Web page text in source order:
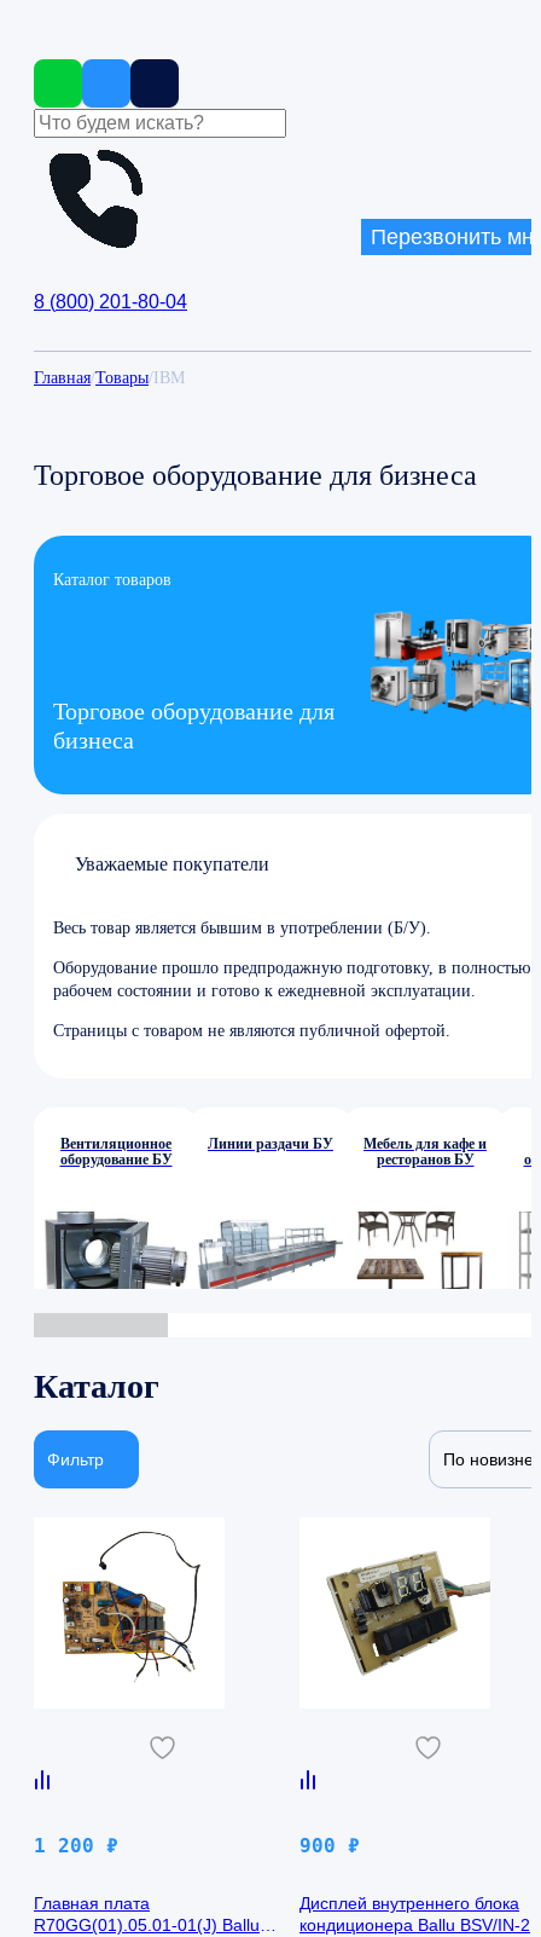
8 (800) 201-80-04
Перезвонить
Главная/Товары/ IBM
Торговое оборудование для бизнеса
Каталог товаров
Торговое оборудование для
бизнеса
Уважаемые покупатели
Весь товар является бывшим в употреблении (Б/У).
Оборудование прошло предпродажную подготовку, в полностью
рабочем состоянии и готово к ежедневной эксплуатации.
Страницы с товаром не являются публичной офертой.
Вентиляционное
оборудование БУ
Линии раздачи БУ
Мебель для кафе и
ресторанов БУ
Каталог
Фильтр По новизне
1 200 ₽
Главная плата
R70GG(01).05.01-01(J) Ballu
900 ₽
Дисплей внутреннего блока
кондиционера Ballu BSV/IN-